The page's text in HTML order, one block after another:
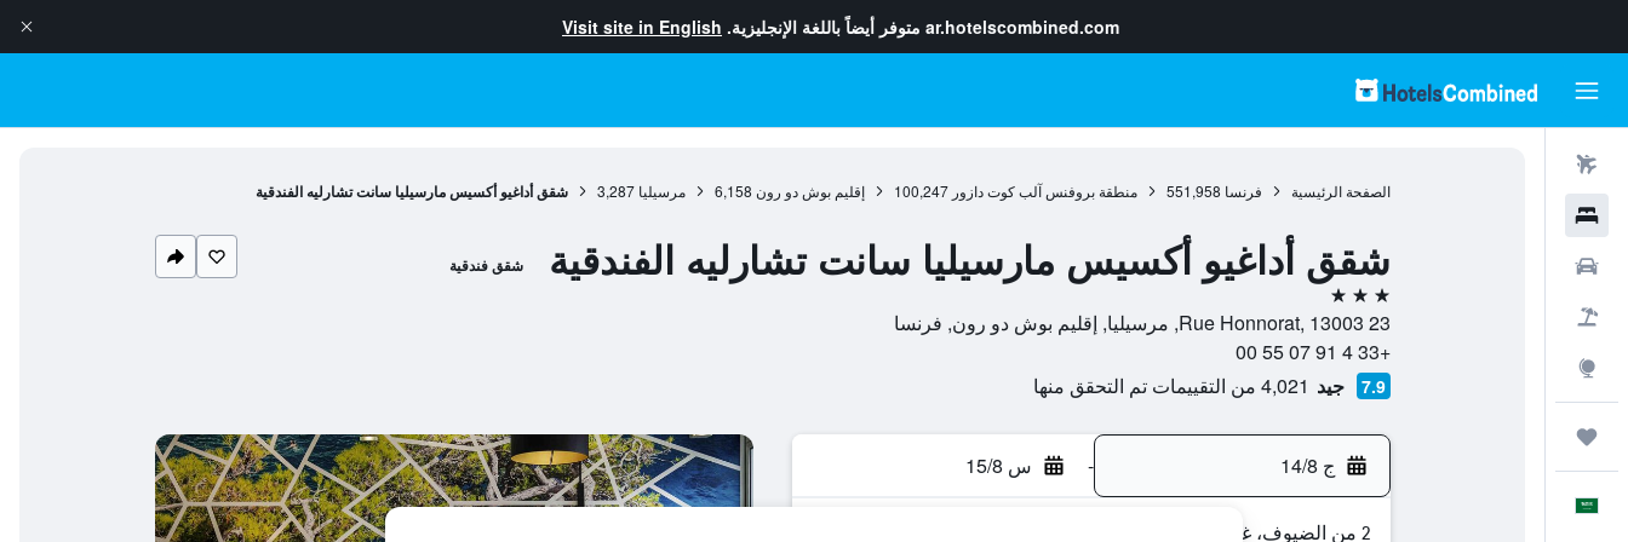
ar.hotelscombined.com متوفر أيضاً باللغة الإنجليزية. Visit site in English
الصفحة الرئيسية فرنسا 551,958 منطقة بروفنس آلب كوت دازور 100,247 إقليم بوش دو رون 6,158 مرسيليا 3,287 شقق أداغيو أكسيس مارسيليا سانت تشارليه الفندقية
شقق أداغيو أكسيس مارسيليا سانت تشارليه الفندقية شقق فندقية
3 نجوم
23 Rue Honnorat, 13003, مرسيليا, إقليم بوش دو رون, فرنسا
+33 4 91 07 55 00
7.9 جيد 4,021 من التقييمات تم التحقق منها
ج 14/8 - س 15/8
2 من الضيوف، غرفة واحدة